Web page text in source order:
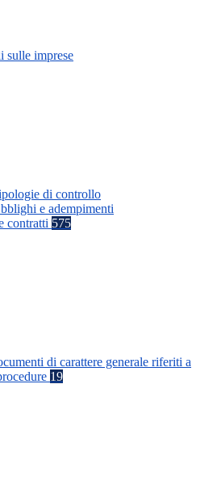
sulle imprese
di controllo
e adempimenti
contratti 575
di carattere generale riferiti a
19